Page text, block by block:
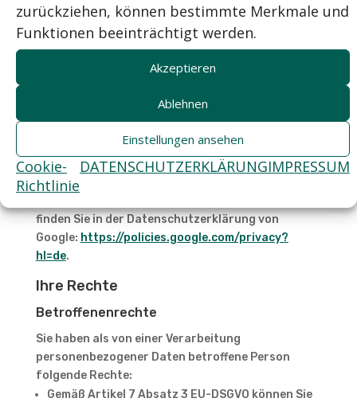
zurückziehen, können bestimmte Merkmale und
Funktionen beeinträchtigt werden.
Akzeptieren
Ablehnen
Einstellungen ansehen
Cookie-
Richtlinie
DATENSCHUTZERKLÄRUNGIMPRESSUM
Datenübermittlung in Drittländer:USA. Die
Datenübertragung in die USA wird auf die
Standardvertragsklauseln der EU-Kommission
gestützt. Details finden Sie hier:
https://privacy.google.com/businesses/gdprcontr
ollerterms/sccs/.
Speicherdauer:18 Monate
finden Sie in der Datenschutzerklärung von
Google: https://policies.google.com/privacy?
hl=de.
Ihre Rechte
Betroffenenrechte
Sie haben als von einer Verarbeitung
personenbezogener Daten betroffene Person
folgende Rechte:
Gemäß Artikel 7 Absatz 3 EU-DSGVO können Sie